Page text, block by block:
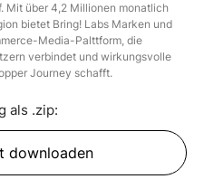
Mit über 4,2 Millionen monatlich
bietet Bring! Labs Marken und
Media-Palttform, die
verbindet und wirkungsvolle
Journey schafft.
als .zip:
downloaden